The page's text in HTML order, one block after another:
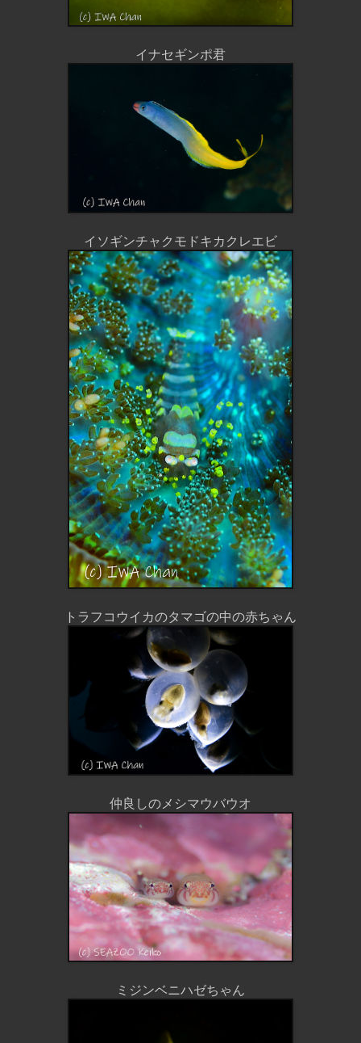
イナセギンポ君
イソギンチャクモドキカクレエビ
トラフコウイカのタマゴの中の赤ちゃん
仲良しのメシマウバウオ
ミジンベニハゼちゃん